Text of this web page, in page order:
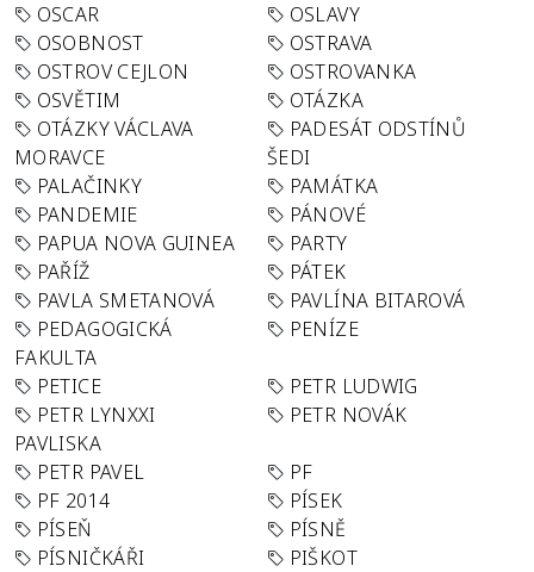
OSCAR
OSLAVY
OSOBNOST
OSTRAVA
OSTROV CEJLON
OSTROVANKA
OSVĚTIM
OTÁZKA
OTÁZKY VÁCLAVA
MORAVCE
PADESÁT ODSTÍNŮ
ŠEDI
PALAČINKY
PAMÁTKA
PANDEMIE
PÁNOVÉ
PAPUA NOVA GUINEA
PARTY
PAŘÍŽ
PÁTEK
PAVLA SMETANOVÁ
PAVLÍNA BITAROVÁ
PEDAGOGICKÁ
FAKULTA
PENÍZE
PETICE
PETR LUDWIG
PETR LYNXXI
PAVLISKA
PETR NOVÁK
PETR PAVEL
PF
PF 2014
PÍSEK
PÍSEŇ
PÍSNĚ
PÍSNIČKÁŘI
PIŠKOT